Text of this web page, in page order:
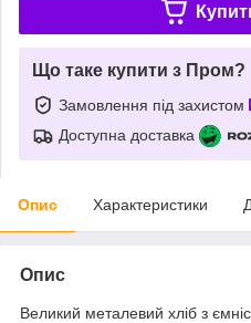
Що таке купити з Пром?
Замовлення під захистом
Доступна доставка
Опис Характеристики
Опис
Великий металевий хліб з